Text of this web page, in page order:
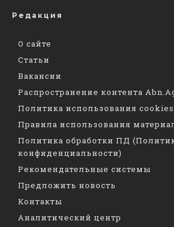
Редакция
О сайте
Статьи
Вакансии
Распространение контента
Политика использования cookies
Правила использования
Политика обработки ПД
конфиденциальности)
Рекомендательные системы
Предложить новость
Контакты
Аналитический центр